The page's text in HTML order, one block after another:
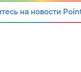
на новости